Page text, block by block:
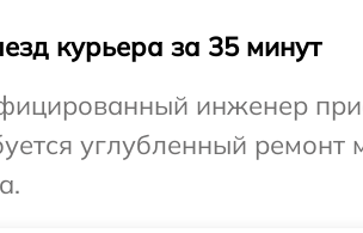
курьера за 35 минут
инженер
углубленный